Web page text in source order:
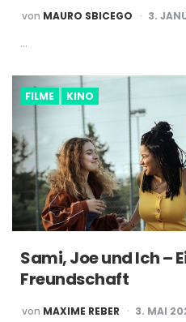
POSTED
BY
von MAURO SBICEGO 3.
…
FILME KINO
Sami, Joe und Ich –
Freundschaft
POSTED
BY
von MAXIME REBER 3. MAI